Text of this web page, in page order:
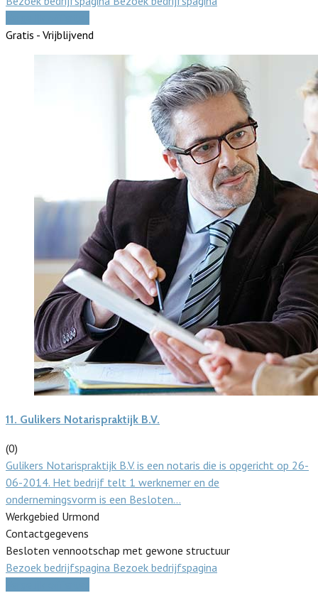
Gratis - Vrijblijvend
11. Gulikers Notarispraktijk B.V.
(0)
Gulikers Notarispraktijk B.V. is een notaris die is opgericht op 26-
06-2014. Het bedrijf telt 1 werknemer en de
ondernemingsvorm is een Besloten…
Werkgebied Urmond
Contactgegevens
Besloten vennootschap met gewone structuur
Bezoek bedrijfspagina Bezoek bedrijfspagina